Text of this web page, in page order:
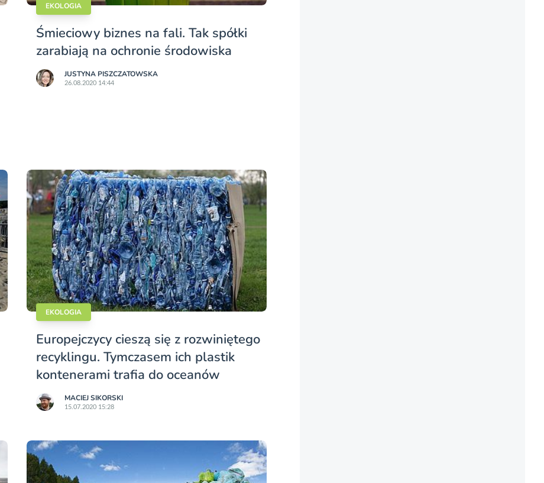
EKOLOGIA
Śmieciowy biznes na fali. Tak spółki
zarabiają na ochronie środowiska
JUSTYNA PISZCZATOWSKA
26.08.2020 14:44
EKOLOGIA
Europejczycy cieszą się z rozwiniętego
recyklingu. Tymczasem ich plastik
kontenerami trafia do oceanów
MACIEJ SIKORSKI
15.07.2020 15:28